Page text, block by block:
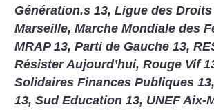
Génération.s 13, Ligue des Droits
Marseille, Marche Mondiale des
MRAP 13, Parti de Gauche 13,
Résister Aujourd’hui, Rouge Vif
Solidaires Finances Publiques
13, Sud Education 13, UNEF Aix-